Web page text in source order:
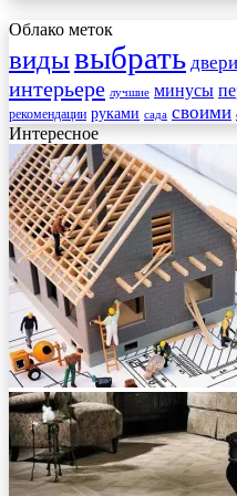
Облако меток
видывыбрать двери
интерьере лучшие минусы
рекомендации руками сада своими
Интересное